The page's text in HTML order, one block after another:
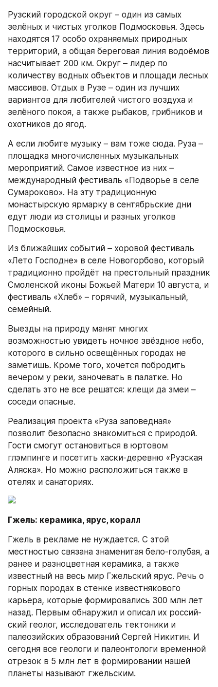
Рузский городской округ – один из самых
зелёных и чистых уголков Подмосковья. Здесь
находятся 17 особо охраняемых природных
территорий, а общая береговая линия водоёмов
насчитывает 200 км. Округ – лидер по
количеству водных объектов и площади лесных
массивов. Отдых в Рузе – один из лучших
вариантов для любителей чистого воздуха и
зелёного покоя, а также рыбаков, грибников и
охотников до ягод.
А если любите музыку – вам тоже сюда. Руза –
площадка многочисленных музыкальных
мероприятий. Самое известное из них –
международный фестиваль «Подворье в селе
Сумароково». На эту традиционную
монастырскую ярмарку в сентябрьские дни
едут люди из столицы и разных уголков
Подмосковья.
Из ближайших событий – хоровой фестиваль
«Лето Господне» в селе Новогорбово, который
традиционно пройдёт на престольный праздник
Смоленской иконы Божьей Матери 10 августа, и
фестиваль «Хлеб» – горячий, музыкальный,
семейный.
Выезды на природу манят многих
возможностью увидеть ночное звёздное небо,
которого в сильно освещённых городах не
заметишь. Кроме того, хочется побродить
вечером у реки, заночевать в палатке. Но
сделать это не все решатся: клещи да змеи –
соседи опасные.
Реализация проекта «Руза заповедная»
позволит безопасно знакомиться с природой.
Гости смогут остановиться в юртовом
глэмпинге и посетить хаски-деревню «Рузская
Аляска». Но можно расположиться также в
отелях и санаториях.
Гжель: керамика, ярус, коралл
Гжель в рекламе не нуждается. С этой
местностью связана знаменитая бело-голубая, а
ранее и разноцветная керамика, а также
известный на весь мир Гжельский ярус. Речь о
горных породах в стенке известнякового
карьера, которые формировались 300 млн лет
назад. Первым обнаружил и описал их россий­
ский геолог, исследователь тектоники и
палеозийских образований Сергей Никитин. И
сегодня все геологи и палеон­тологи временной
отрезок в 5 млн лет в формировании нашей
планеты называют гжельским.